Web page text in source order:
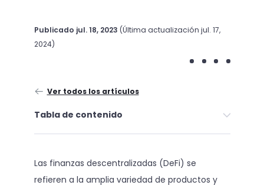
Publicado jul. 18, 2023 (Última actualización jul. 17,
2024)
Ver todos los artículos
Tabla de contenido
Las finanzas descentralizadas (DeFi) se
refieren a la amplia variedad de productos y